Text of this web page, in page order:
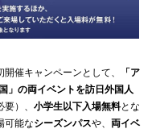
催キャンペーンとして、
「ア
」の両イベントを訪日外国人
）、 小学生以下入場無料とな
可能なシーズンパスや、 両イベ